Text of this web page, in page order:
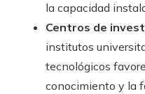
la capacidad
Centros de
institutos
tecnológicos
conocimiento y la